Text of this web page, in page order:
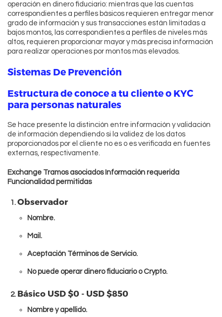
operación en dinero fiduciario: mientras que las cuentas
correspondientes a perfiles básicos requieren entregar menor
grado de información y sus transacciones están limitadas a
bajos montos, las correspondientes a perfiles de niveles más
altos, requieren proporcionar mayor y más precisa información
para realizar operaciones por montos más elevados.
Sistemas De Prevención
Estructura de conoce a tu cliente o KYC
para personas naturales
Se hace presente la distinción entre información y validación
de información dependiendo si la validez de los datos
proporcionados por el cliente no es o es verificada en fuentes
externas, respectivamente.
Exchange Tramos asociados Información requerida
Funcionalidad permitidas
Observador
Nombre.
Mail.
Aceptación Términos de Servicio.
No puede operar dinero fiduciario o Crypto.
Básico USD $0 - USD $850
Nombre y apellido.